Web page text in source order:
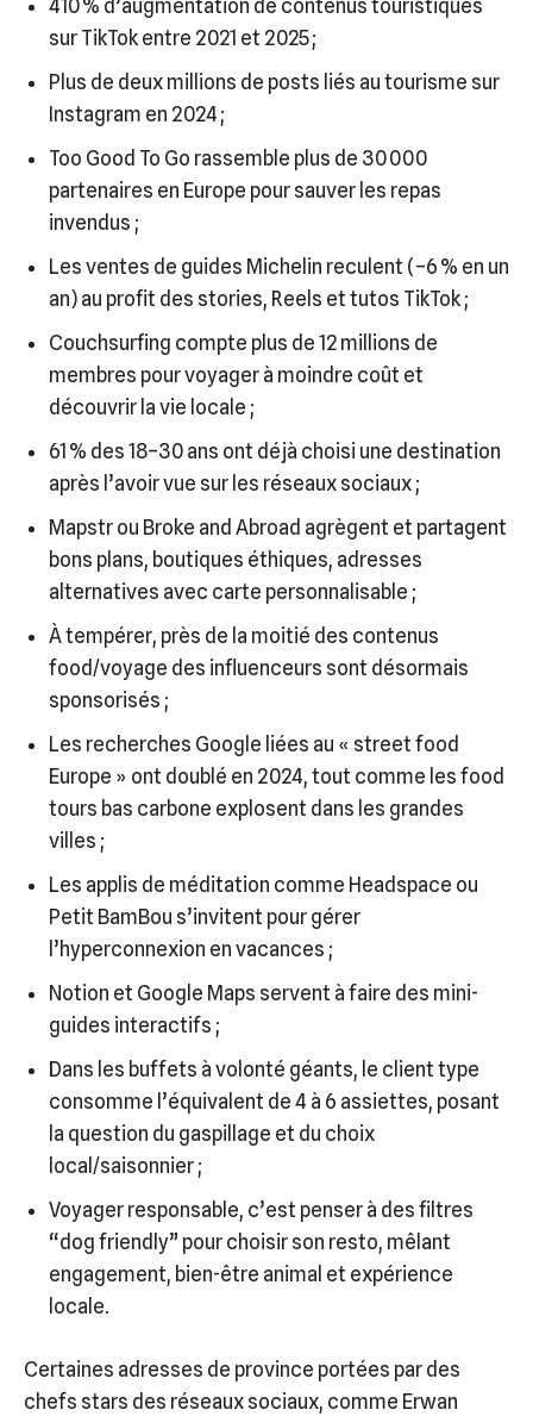
410 % d’augmentation de contenus touristiques
sur TikTok entre 2021 et 2025 ;
Plus de deux millions de posts liés au tourisme sur
Instagram en 2024 ;
Too Good To Go rassemble plus de 30 000
partenaires en Europe pour sauver les repas
invendus ;
Les ventes de guides Michelin reculent (–6 % en un
an) au profit des stories, Reels et tutos TikTok ;
Couchsurfing compte plus de 12 millions de
membres pour voyager à moindre coût et
découvrir la vie locale ;
61 % des 18–30 ans ont déjà choisi une destination
après l’avoir vue sur les réseaux sociaux ;
Mapstr ou Broke and Abroad agrègent et partagent
bons plans, boutiques éthiques, adresses
alternatives avec carte personnalisable ;
À tempérer, près de la moitié des contenus
food/voyage des influenceurs sont désormais
sponsorisés ;
Les recherches Google liées au « street food
Europe » ont doublé en 2024, tout comme les food
tours bas carbone explosent dans les grandes
villes ;
Les applis de méditation comme Headspace ou
Petit BamBou s’invitent pour gérer
l’hyperconnexion en vacances ;
Notion et Google Maps servent à faire des mini-
guides interactifs ;
Dans les buffets à volonté géants, le client type
consomme l’équivalent de 4 à 6 assiettes, posant
la question du gaspillage et du choix
local/saisonnier ;
Voyager responsable, c’est penser à des filtres
“dog friendly” pour choisir son resto, mêlant
engagement, bien-être animal et expérience
locale.
Certaines adresses de province portées par des
chefs stars des réseaux sociaux, comme Erwan